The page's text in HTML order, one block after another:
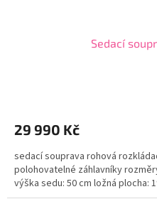
Sedací
29 990 Kč
sedací souprava rohová
polohovatelné záhlavníky
výška sedu: 50 cm ložná plocha: